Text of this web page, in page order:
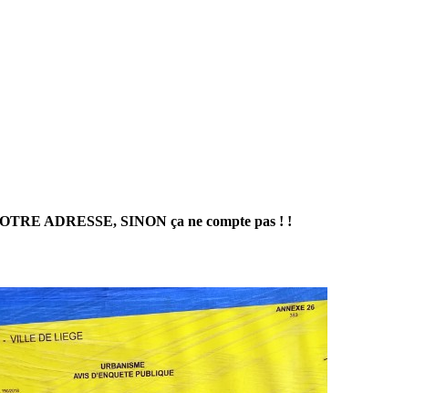
ADRESSE, SINONça ne compte pas ! !